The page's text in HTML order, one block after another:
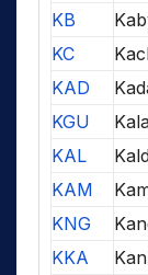
KB
KC
KAD
KGU
KAL
KAM
KNG
KKA